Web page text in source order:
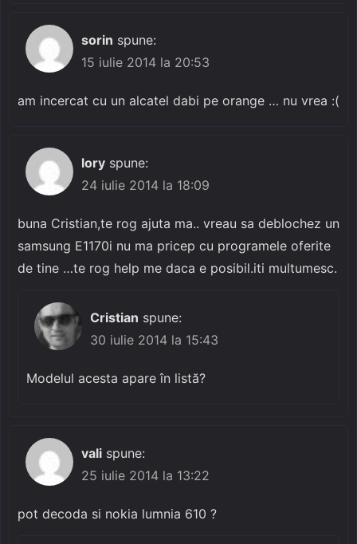
sorin spune:
15 iulie 2014 la 20:53
am incercat cu un alcatel dabi pe orange … nu vrea :(
lory spune:
24 iulie 2014 la 18:09
buna Cristian,te rog ajuta ma.. vreau sa deblochez un
samsung E1170i nu ma pricep cu programele oferite
de tine …te rog help me daca e posibil.iti multumesc.
Cristian spune:
30 iulie 2014 la 15:43
Modelul acesta apare în listă?
vali spune:
25 iulie 2014 la 13:22
pot decoda si nokia lumnia 610 ?